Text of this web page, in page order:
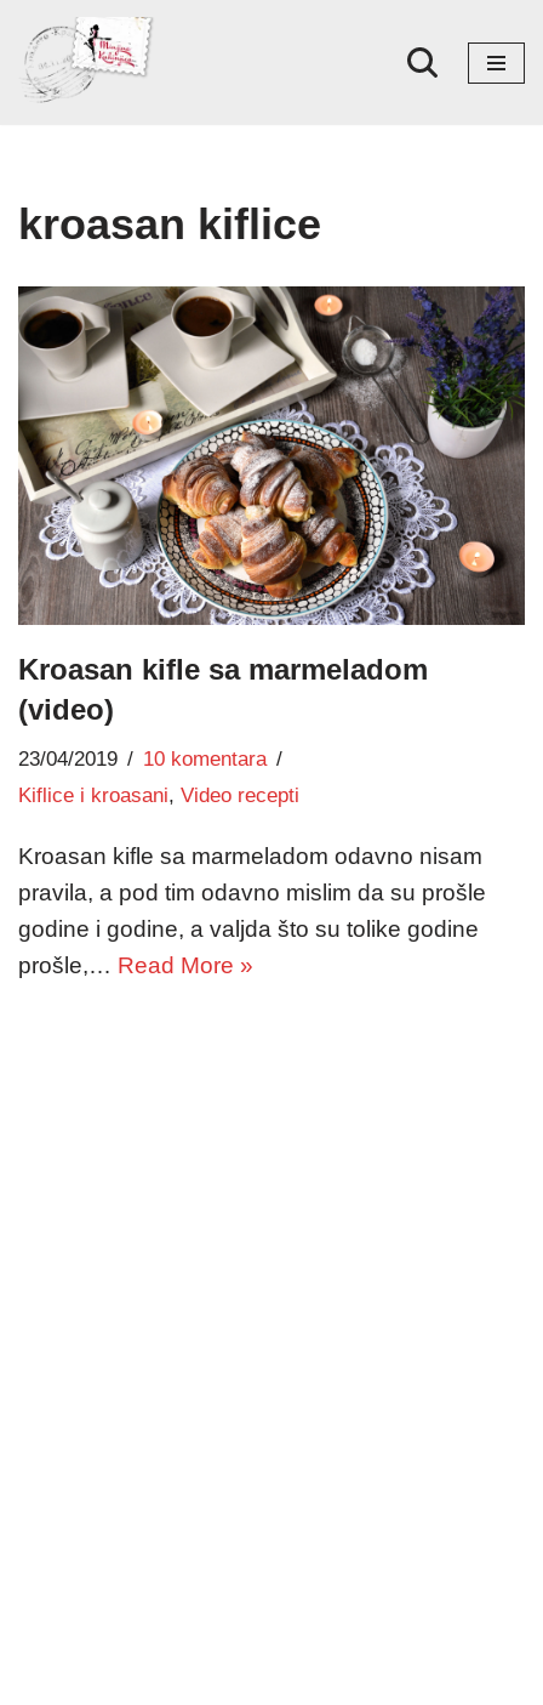
Skoči
na
kroasan kiflice
Kroasan kifle sa marmeladom
(video)
23/04/2019
10 komentara
Kiflice i kroasani, Video recepti
Kroasan kifle sa marmeladom odavno nisam
pravila, a pod tim odavno mislim da su prošle
godine i godine, a valjda što su tolike godine
prošle,… Read More »